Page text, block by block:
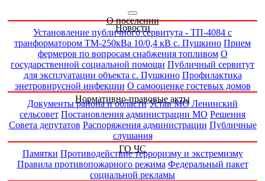
О поселении
Новости
Установление публичного сервитута - ТП-4084 с
транформатором ТМ-250кВа 10/0,4 кВ с. Пушкино Прием
фермеров по вопросам снабжения топливом О
государственной социальной помощи Публичный сервитут
для эксплуатации объекта с. Пушкино Профилактика
энетровирусной инфекции О самооценке гостевых домов
Нормативно-правовые акты
Документы района и области Устав МО Ленинский
сельсовет Постановления администрации МО Решения
Совета депутатов Распоряжения администрации Публичные
слушания
ГО ЧС
Памятки Противодействие терроризму и экстремизму
Правила противопожарного режима Федеральный пакет
социальной рекламы